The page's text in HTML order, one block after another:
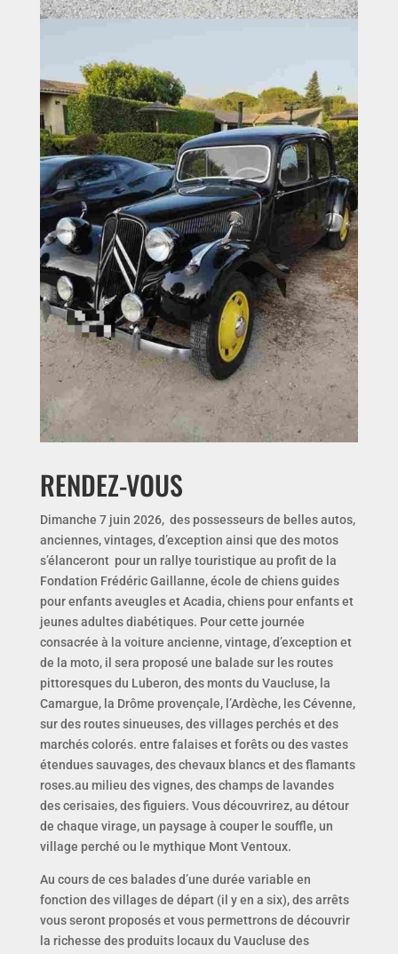
RENDEZ-VOUS
Dimanche 7 juin 2026, des possesseurs de belles autos,
anciennes, vintages, d’exception ainsi que des motos
s’élanceront pour un rallye touristique au profit de la
Fondation Frédéric Gaillanne, école de chiens guides
pour enfants aveugles et Acadia, chiens pour enfants et
jeunes adultes diabétiques. Pour cette journée
consacrée à la voiture ancienne, vintage, d’exception et
de la moto, il sera proposé une balade sur les routes
pittoresques du Luberon, des monts du Vaucluse, la
Camargue, la Drôme provençale, l’Ardèche, les Cévenne,
sur des routes sinueuses, des villages perchés et des
marchés colorés. entre falaises et forêts ou des vastes
étendues sauvages, des chevaux blancs et des flamants
roses.au milieu des vignes, des champs de lavandes
des cerisaies, des figuiers. Vous découvrirez, au détour
de chaque virage, un paysage à couper le souffle, un
village perché ou le mythique Mont Ventoux.
Au cours de ces balades d’une durée variable en
fonction des villages de départ (il y en a six), des arrêts
vous seront proposés et vous permettrons de découvrir
la richesse des produits locaux du Vaucluse des